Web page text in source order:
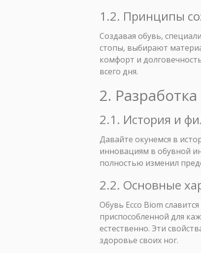
1.2. Принципы
Создавая обувь,
стопы, выбирают
комфорт и
всего дня.
2.
2.1. История и
Давайте окунемся в
инновациям в обувной
полностью изменил
2.2. Основные
Обувь Ecco Biom
приспособленной для
естественно. Эти
здоровье своих ног.